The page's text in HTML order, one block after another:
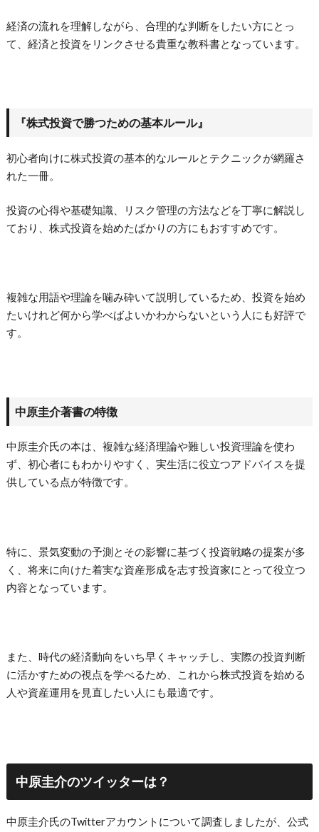
経済の流れを理解しながら、合理的な判断をしたい方にとっ
て、経済と投資をリンクさせる貴重な教科書となっています。
『株式投資で勝つための基本ルール』
初心者向けに株式投資の基本的なルールとテクニックが網羅さ
れた一冊。
投資の心得や基礎知識、リスク管理の方法などを丁寧に解説し
ており、株式投資を始めたばかりの方にもおすすめです。
複雑な用語や理論を噛み砕いて説明しているため、投資を始め
たいけれど何から学べばよいかわからないという人にも好評で
す。
中原圭介著書の特徴
中原圭介氏の本は、複雑な経済理論や難しい投資理論を使わ
ず、初心者にもわかりやすく、実生活に役立つアドバイスを提
供している点が特徴です。
特に、景気変動の予測とその影響に基づく投資戦略の提案が多
く、将来に向けた着実な資産形成を志す投資家にとって役立つ
内容となっています。
また、時代の経済動向をいち早くキャッチし、実際の投資判断
に活かすための視点を学べるため、これから株式投資を始める
人や資産運用を見直したい人にも最適です。
中原圭介のツイッターは？
中原圭介氏のTwitterアカウントについて調査しましたが、公式